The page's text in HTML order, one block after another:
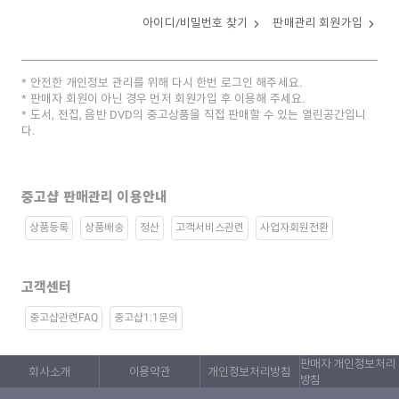
아이디/비밀번호 찾기 판매관리 회원가입
안전한 개인정보 관리를 위해 다시 한번 로그인 해주세요.
판매자 회원이 아닌 경우 먼저 회원가입 후 이용해 주세요.
도서, 전집, 음반 DVD의 중고상품을 직접 판매할 수 있는 열린공간입니
다.
중고샵 판매관리 이용안내
상품등록 상품배송 정산 고객서비스관련 사업자회원전환
고객센터
중고샵관련FAQ 중고샵1:1문의
회사소개 이용약관 개인정보처리방침
판매자 개인정보처리
방침